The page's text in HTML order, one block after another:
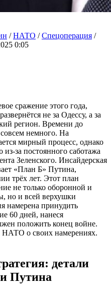
/НАТО /Спецоперация /
0:05
сражение этого года,
не за Одессу, а за
регион. Времени до
совсем немного. На
мирный процесс, однако
за постоянного саботажа
Зеленского. Инсайдерская
«План Б» Путина,
трёх лет. Этот план
не только оборонной и
но и всей верхушки
намерена принудить
60 дней, нанеся
положить конец войне.
НАТО о своих намерениях.
детали
Путина